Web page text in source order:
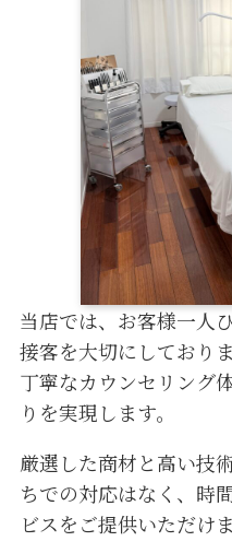
当店では、お客様一人
接客を大切にしておりま
丁寧なカウンセリング
りを実現します。
厳選した商材と高い技
ちでの対応はなく、時
ビスをご提供いただけま